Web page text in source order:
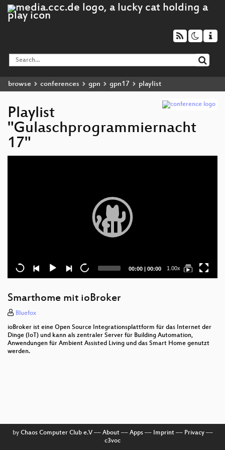
browse conferences gpn gpn17 playlist
Playlist
"Gulaschprogrammiernacht
17"
Current
00:00 | Total
00:00 1.00x
Smarthome mit ioBroker
Bluefox
ioBroker ist eine Open Source Integrationsplattform für das Internet der
Dinge (IoT) und kann als zentraler Server für Building Automation,
Anwendungen für Ambient Assisted Living und das Smart Home genutzt
werden.
by Chaos Computer Club e.V–– About–– Apps–– Imprint–– Privacy––
c3voc